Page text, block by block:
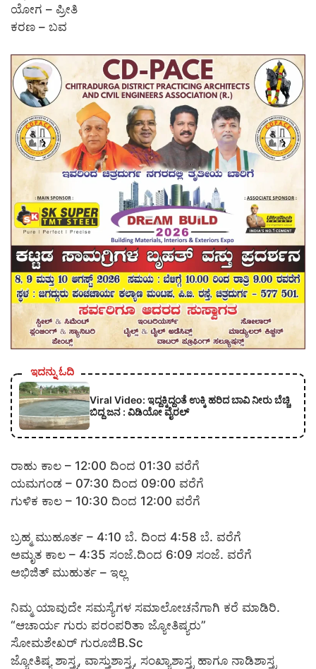
ಯೋಗ – ಪ್ರೀತಿ
ಕರಣ – ಬವ
ಇದನ್ನು ಓದಿ
Viral Video: ಇದ್ದಕ್ಕಿದ್ದಂತೆ ಉಕ್ಕಿ ಹರಿದ ಬಾವಿ ನೀರು ಬೆಚ್ಚಿ
ಬಿದ್ದ ಜನ : ವಿಡಿಯೋ ವೈರಲ್
ರಾಹು ಕಾಲ – 12:00 ದಿಂದ 01:30 ವರೆಗೆ
ಯಮಗಂಡ – 07:30 ದಿಂದ 09:00 ವರೆಗೆ
ಗುಳಿಕ ಕಾಲ – 10:30 ದಿಂದ 12:00 ವರೆಗೆ
ಬ್ರಹ್ಮ ಮುಹೂರ್ತ – 4:10 ಬೆ. ದಿಂದ 4:58 ಬೆ. ವರೆಗೆ
ಅಮೃತ ಕಾಲ – 4:35 ಸಂಜೆ.ದಿಂದ 6:09 ಸಂಜೆ. ವರೆಗೆ
ಅಭಿಜಿತ್ ಮುಹುರ್ತ – ಇಲ್ಲ
ನಿಮ್ಮ ಯಾವುದೇ ಸಮಸ್ಯೆಗಳ ಸಮಾಲೋಚನೆಗಾಗಿ ಕರೆ ಮಾಡಿರಿ.
“ಆಚಾರ್ಯ ಗುರು ಪರಂಪರಿತಾ ಜ್ಯೋತಿಷ್ಯರು”
ಸೋಮಶೇಖರ್ ಗುರೂಜಿB.Sc
ಜ್ಯೋತಿಷ್ಯ ಶಾಸ್ತ್ರ, ವಾಸ್ತುಶಾಸ್ತ್ರ, ಸಂಖ್ಯಾಶಾಸ್ತ್ರ ಹಾಗೂ ನಾಡಿಶಾಸ್ತ್ರ